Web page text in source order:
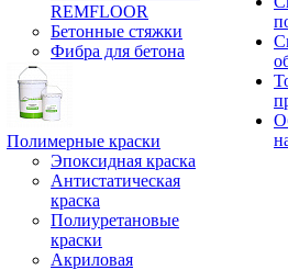
REMFLOOR
Бетонные стяжки
Фибра для бетона
Полимерные краски
Эпоксидная краска
Антистатическая
краска
Полиуретановые
краски
Акриловая